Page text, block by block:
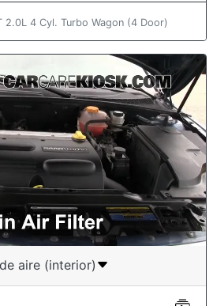
2.0L 4 Cyl. Turbo Wagon (4 Door)
aire (interior)